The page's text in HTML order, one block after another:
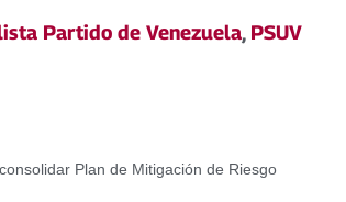
Partido de Venezuela, PSUV
Plan de Mitigación de Riesgo